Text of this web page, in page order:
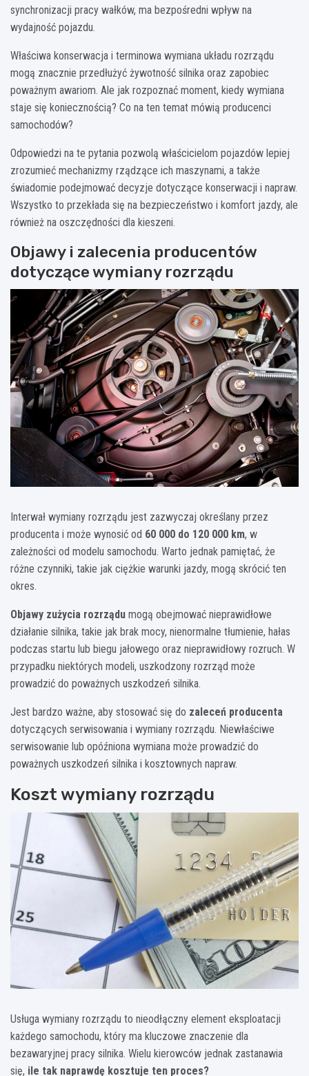
synchronizacji pracy wałków, ma bezpośredni wpływ na
wydajność pojazdu.
Właściwa konserwacja i terminowa wymiana układu rozrządu
mogą znacznie przedłużyć żywotność silnika oraz zapobiec
poważnym awariom. Ale jak rozpoznać moment, kiedy wymiana
staje się koniecznością? Co na ten temat mówią producenci
samochodów?
Odpowiedzi na te pytania pozwolą właścicielom pojazdów lepiej
zrozumieć mechanizmy rządzące ich maszynami, a także
świadomie podejmować decyzje dotyczące konserwacji i napraw.
Wszystko to przekłada się na bezpieczeństwo i komfort jazdy, ale
również na oszczędności dla kieszeni.
Objawy i zalecenia producentów
dotyczące wymiany rozrządu
Interwał wymiany rozrządu jest zazwyczaj określany przez
producenta i może wynosić od 60 000 do 120 000 km, w
zależności od modelu samochodu. Warto jednak pamiętać, że
różne czynniki, takie jak ciężkie warunki jazdy, mogą skrócić ten
okres.
Objawy zużycia rozrządu mogą obejmować nieprawidłowe
działanie silnika, takie jak brak mocy, nienormalne tłumienie, hałas
podczas startu lub biegu jałowego oraz nieprawidłowy rozruch. W
przypadku niektórych modeli, uszkodzony rozrząd może
prowadzić do poważnych uszkodzeń silnika.
Jest bardzo ważne, aby stosować się do zaleceń producenta
dotyczących serwisowania i wymiany rozrządu. Niewłaściwe
serwisowanie lub opóźniona wymiana może prowadzić do
poważnych uszkodzeń silnika i kosztownych napraw.
Koszt wymiany rozrządu
Usługa wymiany rozrządu to nieodłączny element eksploatacji
każdego samochodu, który ma kluczowe znaczenie dla
bezawaryjnej pracy silnika. Wielu kierowców jednak zastanawia
się, ile tak naprawdę kosztuje ten proces?